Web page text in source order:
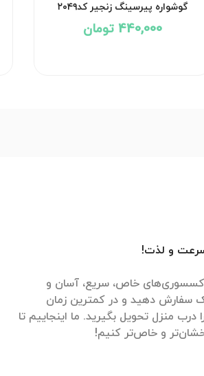
گوشواره پیرسینگ زنجیر کد۲۰۴۹
440,000 تومان
سرعت و لذت!
خاص، سریع، آسان و
دهید و در کمترین زمان
منزل تحویل بگیرید. ما اینجاییم تا